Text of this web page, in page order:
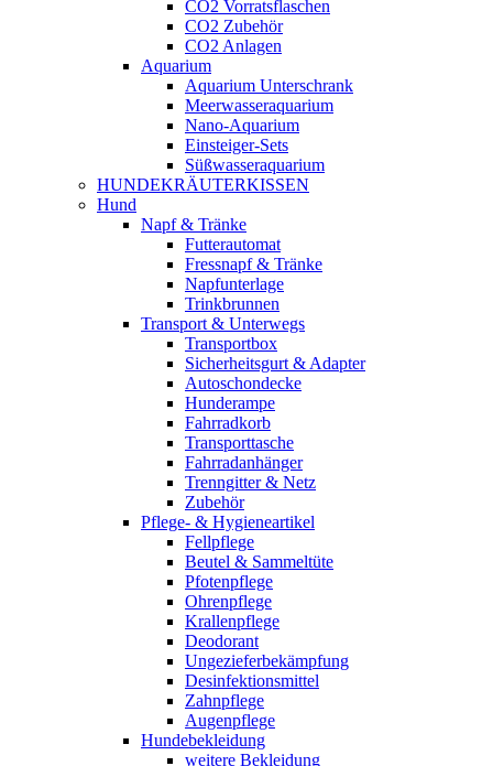
CO2 Vorratsflaschen
CO2 Zubehör
CO2 Anlagen
Aquarium
Aquarium Unterschrank
Meerwasseraquarium
Nano-Aquarium
Einsteiger-Sets
Süßwasseraquarium
HUNDEKRÄUTERKISSEN
Hund
Napf & Tränke
Futterautomat
Fressnapf & Tränke
Napfunterlage
Trinkbrunnen
Transport & Unterwegs
Transportbox
Sicherheitsgurt & Adapter
Autoschondecke
Hunderampe
Fahrradkorb
Transporttasche
Fahrradanhänger
Trenngitter & Netz
Zubehör
Pflege- & Hygieneartikel
Fellpflege
Beutel & Sammeltüte
Pfotenpflege
Ohrenpflege
Krallenpflege
Deodorant
Ungezieferbekämpfung
Desinfektionsmittel
Zahnpflege
Augenpflege
Hundebekleidung
weitere Bekleidung